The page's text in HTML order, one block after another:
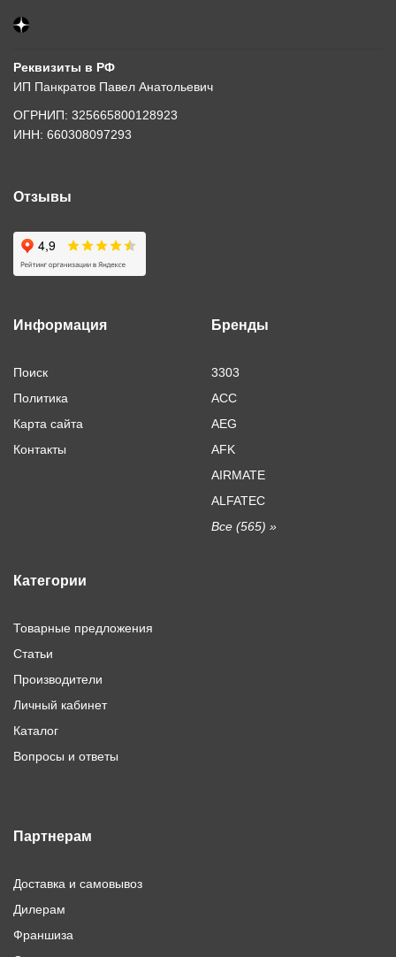
Реквизиты в РФ
ИП Панкратов Павел Анатольевич
ОГРНИП: 325665800128923
ИНН: 660308097293
Отзывы
Информация
Поиск
Политика
Карта сайта
Контакты
Бренды
3303
ACC
AEG
AFK
AIRMATE
ALFATEC
Все (565) »
Категории
Товарные предложения
Статьи
Производители
Личный кабинет
Каталог
Вопросы и ответы
Партнерам
Доставка и самовывоз
Дилерам
Франшиза